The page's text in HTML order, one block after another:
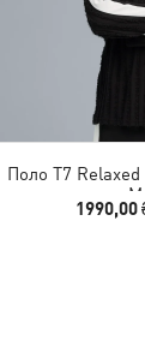
Поло T7
1990,00